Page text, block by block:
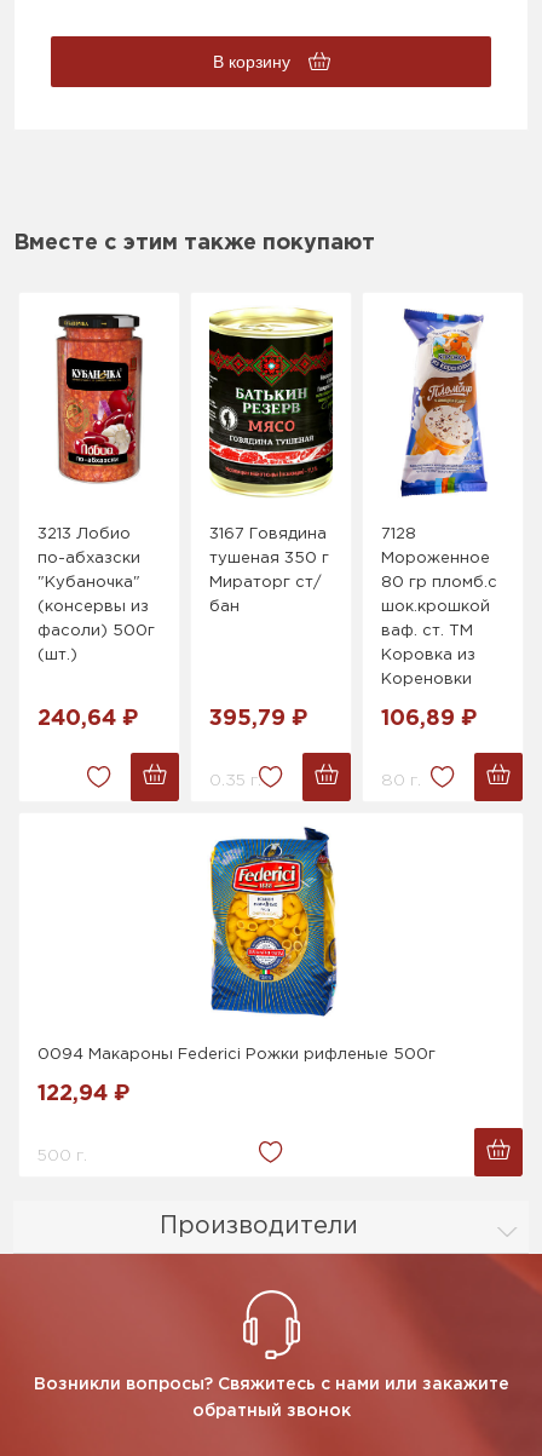
Производители
В корзину
Вместе с этим также покупают
3213 Лобио
по-абхазски
"Кубаночка"
(консервы из
фасоли) 500г
(шт.)
240,64 ₽
3167 Говядина
тушеная 350 г
Мираторг ст/
бан
395,79 ₽
0.35 г.
7128
Мороженное
80 гр пломб.с
шок.крошкой
ваф. ст. ТМ
Коровка из
Кореновки
106,89 ₽
80 г.
0094 Макароны Federici Рожки рифленые 500г
122,94 ₽
500 г.
Возникли вопросы? Свяжитесь с нами или закажите
обратный звонок